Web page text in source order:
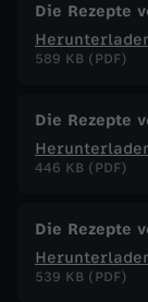
Die Rezepte
589 KB (PDF)
Die Rezepte
446 KB (PDF)
Die Rezepte
539 KB (PDF)